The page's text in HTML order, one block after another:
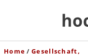
Home
Gesellschaft,